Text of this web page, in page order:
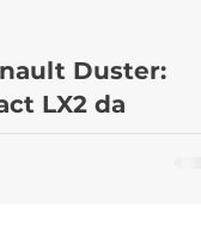
Duster:
LX2 da